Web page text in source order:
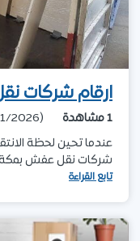
ارقام شركات
1مشاهدة
(2/11/2026)
عندما تحين لحظة
شركات نقل عفش بمكة
تابع القراءة